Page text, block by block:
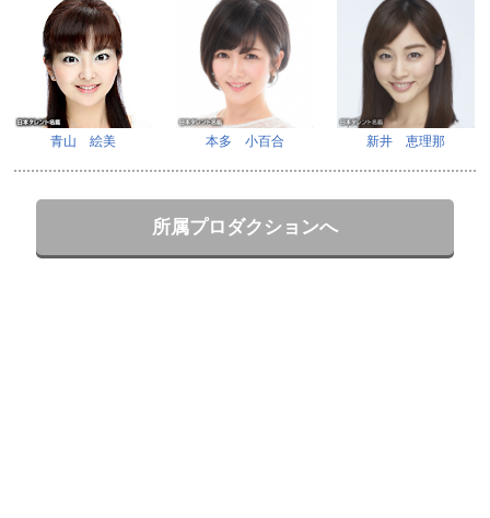
青山 絵美 本多 小百合 新井 恵理那
所属プロダクションへ